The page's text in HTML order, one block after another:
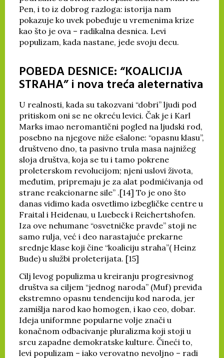
Pen, i to iz dobrog razloga: istorija nam
pokazuje ko uvek pobeđuje u vremenima krize
kao što je ova – radikalna desnica. Levi
populizam, kada nastane, jede svoju decu.
POBEDA DESNICE: “KOALICIJA
STRAHA” i nova treća aleternativa
U realnosti, kada su takozvani “dobri” ljudi pod
pritiskom oni se ne okreću levici. Čak je i Karl
Marks imao neromantični pogled na ljudski rod,
posebno na njegove niže ešalone: “opasnu klasu”,
društveno dno, ta pasivno trula masa najnižeg
sloja društva, koja se tu i tamo pokrene
proleterskom revolucijom; njeni uslovi života,
međutim, pripremaju je za alat podmićivanja od
strane reakcionarne sile” .[14] To je ono što
danas vidimo kada osvetlimo izbegličke centre u
Fraital i Heidenau, u Luebeck i Reichertshofen.
Iza ove nehumane “osvetničke pravde” stoji ne
samo rulja, već i deo narastajuće prekarne
srednje klase koji čine “koaliciju straha”( Heinz
Bude) u službi proleterijata. [15]
Cilj levog populizma u kreiranju progresivnog
društva sa ciljem “jednog naroda” (Muf) previđa
ekstremno opasnu tendenciju kod naroda, jer
zamišlja narod kao homogen, i kao ceo, dobar.
Ideja uniformne popularne volje znači u
konačnom odbacivanje pluralizma koji stoji u
srcu zapadne demokratske kulture. Čineći to,
levi populizam – iako verovatno nevoljno – radi